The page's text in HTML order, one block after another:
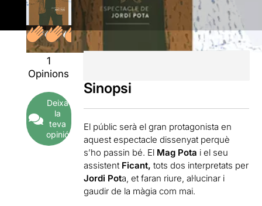
1
Opinions
Deixa
la
teva
opinió
Sinopsi
El públic serà el gran protagonista en
aquest espectacle dissenyat perquè
s’ho passin bé. El Mag Pota i el seu
assistent Ficant, tots dos interpretats per
Jordi Pota, et faran riure, al·lucinar i
gaudir de la màgia com mai.